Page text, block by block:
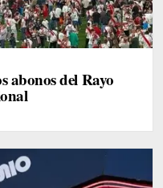
abonos del Rayo